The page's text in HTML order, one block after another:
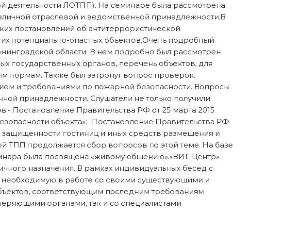
деятельности ЛОТПП). На семинаре была рассмотрена
отраслевой и ведомственной принадлежности.В
постановлений об антитеррористической
потенциально-опасных объектов.Очень подробный
области. В нем подробно был рассмотрен
государственных органов, перечень объектов, для
нормам. Также был затронут вопрос проверок.
и требованиями по пожарной безопасности. Вопросы
принадлежности. Слушатели не только получили
Постановление Правительства РФ от 25 марта 2015
объекта»;- Постановление Правительства РФ
гостиниц и иных средств размещения и
ТПП продолжается сбор вопросов по этой теме. На базе
была посвящена «живому общению».«ВИТ-Центр» -
назначения. В рамках индивидуальных бесед с
в работе со своими существующими и
соответствующим последним требованиям
органами, так и со специалистами